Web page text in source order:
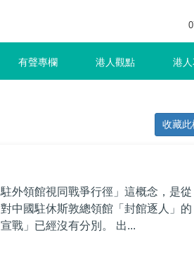
有聲專欄 港人觀點 港
收藏此
外領館視同戰爭行徑」這概念，是從
中國駐休斯敦總領館「封館逐人」的
戰」已經沒有分別。 出...